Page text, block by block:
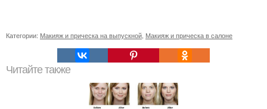
Категории: Макияж и прическа на выпускной, Макияж и прическа в салоне
Читайте также